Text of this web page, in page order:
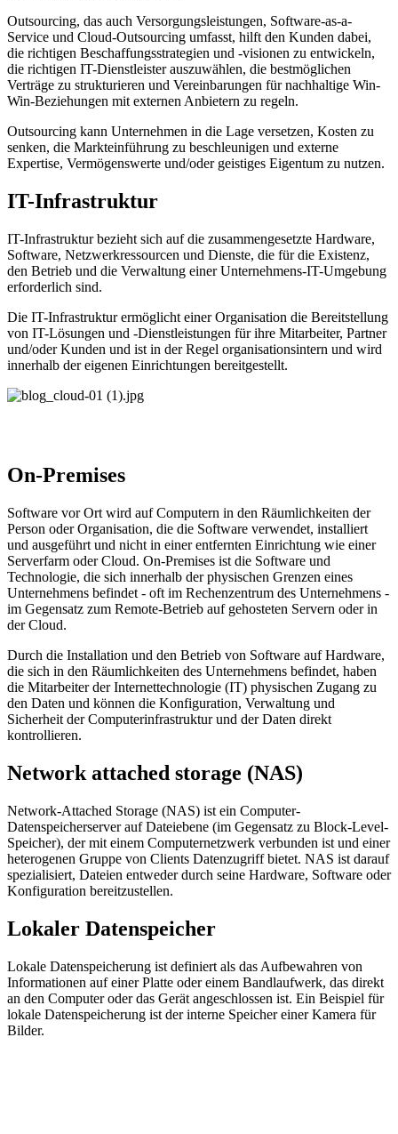
Outsourcing, das auch Versorgungsleistungen, Software-as-a-
Service und Cloud-Outsourcing umfasst, hilft den Kunden dabei,
die richtigen Beschaffungsstrategien und -visionen zu entwickeln,
die richtigen IT-Dienstleister auszuwählen, die bestmöglichen
Verträge zu strukturieren und Vereinbarungen für nachhaltige Win-
Win-Beziehungen mit externen Anbietern zu regeln.
Outsourcing kann Unternehmen in die Lage versetzen, Kosten zu
senken, die Markteinführung zu beschleunigen und externe
Expertise, Vermögenswerte und/oder geistiges Eigentum zu nutzen.
IT-Infrastruktur
IT-Infrastruktur bezieht sich auf die zusammengesetzte Hardware,
Software, Netzwerkressourcen und Dienste, die für die Existenz,
den Betrieb und die Verwaltung einer Unternehmens-IT-Umgebung
erforderlich sind.
Die IT-Infrastruktur ermöglicht einer Organisation die Bereitstellung
von IT-Lösungen und -Dienstleistungen für ihre Mitarbeiter, Partner
und/oder Kunden und ist in der Regel organisationsintern und wird
innerhalb der eigenen Einrichtungen bereitgestellt.
On-Premises
Software vor Ort wird auf Computern in den Räumlichkeiten der
Person oder Organisation, die die Software verwendet, installiert
und ausgeführt und nicht in einer entfernten Einrichtung wie einer
Serverfarm oder Cloud. On-Premises ist die Software und
Technologie, die sich innerhalb der physischen Grenzen eines
Unternehmens befindet - oft im Rechenzentrum des Unternehmens -
im Gegensatz zum Remote-Betrieb auf gehosteten Servern oder in
der Cloud.
Durch die Installation und den Betrieb von Software auf Hardware,
die sich in den Räumlichkeiten des Unternehmens befindet, haben
die Mitarbeiter der Internettechnologie (IT) physischen Zugang zu
den Daten und können die Konfiguration, Verwaltung und
Sicherheit der Computerinfrastruktur und der Daten direkt
kontrollieren.
Network attached storage (NAS)
Network-Attached Storage (NAS) ist ein Computer-
Datenspeicherserver auf Dateiebene (im Gegensatz zu Block-Level-
Speicher), der mit einem Computernetzwerk verbunden ist und einer
heterogenen Gruppe von Clients Datenzugriff bietet. NAS ist darauf
spezialisiert, Dateien entweder durch seine Hardware, Software oder
Konfiguration bereitzustellen.
Lokaler Datenspeicher
Lokale Datenspeicherung ist definiert als das Aufbewahren von
Informationen auf einer Platte oder einem Bandlaufwerk, das direkt
an den Computer oder das Gerät angeschlossen ist. Ein Beispiel für
lokale Datenspeicherung ist der interne Speicher einer Kamera für
Bilder.